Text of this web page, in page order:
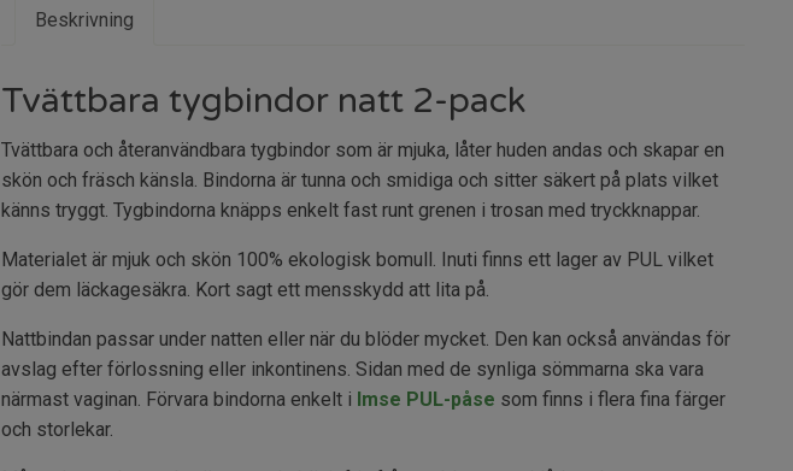
Beskrivning
Tvättbara tygbindor natt 2-pack
Tvättbara och återanvändbara tygbindor som är mjuka, låter huden andas och skapar en
skön och fräsch känsla. Bindorna är tunna och smidiga och sitter säkert på plats vilket
känns tryggt. Tygbindorna knäpps enkelt fast runt grenen i trosan med tryckknappar.
Materialet är mjuk och skön 100% ekologisk bomull. Inuti finns ett lager av PUL vilket
gör dem läckagesäkra. Kort sagt ett mensskydd att lita på.
Nattbindan passar under natten eller när du blöder mycket. Den kan också användas för
avslag efter förlossning eller inkontinens. Sidan med de synliga sömmarna ska vara
närmast vaginan. Förvara bindorna enkelt i Imse PUL-påse som finns i flera fina färger
och storlekar.